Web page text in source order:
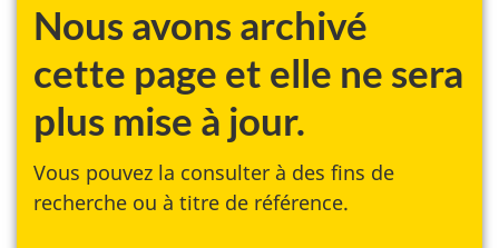
Nous avons archivé
cette page et elle ne sera
plus mise à jour.
Vous pouvez la consulter à des fins de
recherche ou à titre de référence.